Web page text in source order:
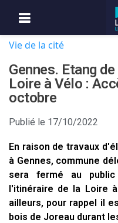
Vie de la cité
Gennes. Etang
Loire à Vélo :
octobre
Publié le 17/10/2022
En raison de travaux
à Gennes, commune
sera fermé au
l'itinéraire de la Loire
ailleurs, pour rappel il
bois de Joreau durant